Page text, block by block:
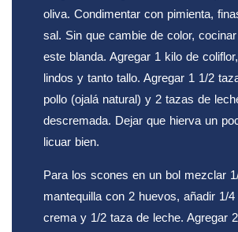
oliva. Condimentar con pimienta,
sal. Sin que cambie de color,
este blanda. Agregar 1 kilo de
lindos y tanto tallo. Agregar 1 1/2
pollo (ojalá natural) y 2 tazas de
descremada. Dejar que hierva un
licuar bien.
Para los scones en un bol mezclar
mantequilla con 2 huevos, añadir 1/
crema y 1/2 taza de leche. Agregar